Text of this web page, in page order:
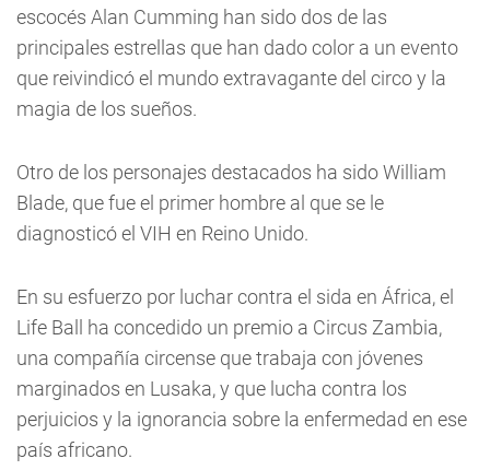
escocés Alan Cumming han sido dos de las
principales estrellas que han dado color a un evento
que reivindicó el mundo extravagante del circo y la
magia de los sueños.
Otro de los personajes destacados ha sido William
Blade, que fue el primer hombre al que se le
diagnosticó el VIH en Reino Unido.
En su esfuerzo por luchar contra el sida en África, el
Life Ball ha concedido un premio a Circus Zambia,
una compañía circense que trabaja con jóvenes
marginados en Lusaka, y que lucha contra los
perjuicios y la ignorancia sobre la enfermedad en ese
país africano.